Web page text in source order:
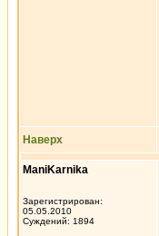
Наверх
ManiKarnika
Зарегистрирован:
05.05.2010
Суждений: 1894